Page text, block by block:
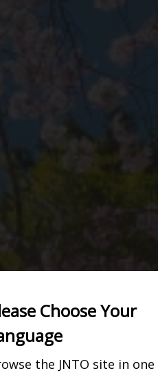
Choose Your
the JNTO site in
thiêng của